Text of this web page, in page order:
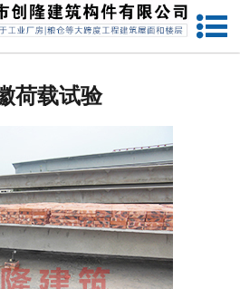
网站首页
安徽预应力混凝土屋面板
安徽预应力混凝土构件
安徽预应力混凝土吊车梁
荷载试验